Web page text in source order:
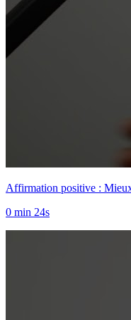
Affirmation positive :
0 min 24s